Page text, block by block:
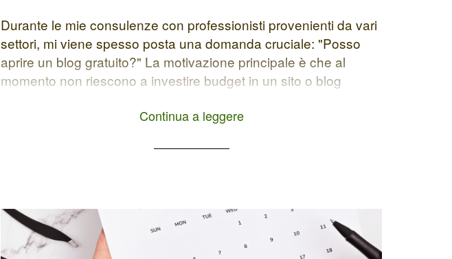
Durante le mie consulenze con professionisti provenienti da vari
settori, mi viene spesso posta una domanda cruciale: "Posso
aprire un blog gratuito?" La motivazione principale è che al
momento non riescono a investire budget in un sito o blog
sui costi iniziali, ma lascia che ti spieghi […]
Continua a leggere